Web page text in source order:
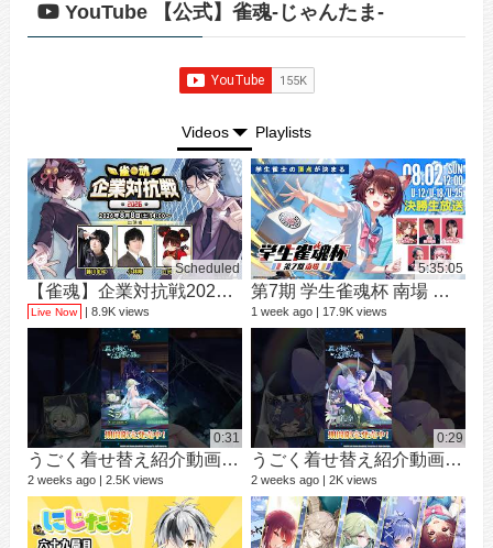
YouTube 【公式】雀魂-じゃんたま-
Videos Playlists
Scheduled
【雀魂】企業対抗戦2026【予選】
Live Now 8.9K views
5:35:05
第7期 学生雀魂杯 南場 決勝
1 week ago 17.9K views
0:31
うごく着せ替え紹介動画 ミラ #shorts
2 weeks ago 2.5K views
0:29
うごく着せ替え紹介動画 七海 礼奈 #shorts
2 weeks ago 2K views